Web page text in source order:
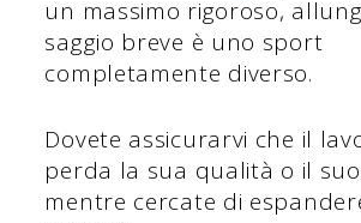
un massimo rigoroso,
saggio breve è uno sport
completamente diverso.
Dovete assicurarvi che il
perda la sua qualità o il
mentre cercate di